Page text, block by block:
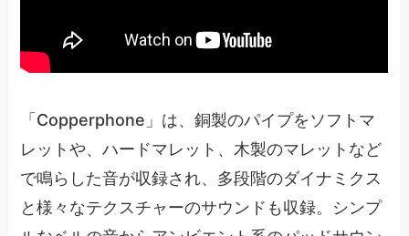
「Copperphone」は、銅製のパイプをソフトマ
レットや、ハードマレット、木製のマレットなど
で鳴らした音が収録され、多段階のダイナミクス
と様々なテクスチャーのサウンドも収録。シンプ